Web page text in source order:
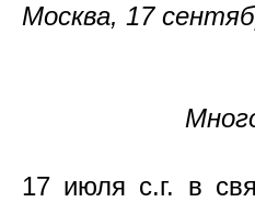
Москва, 17
17 июля с.г. в